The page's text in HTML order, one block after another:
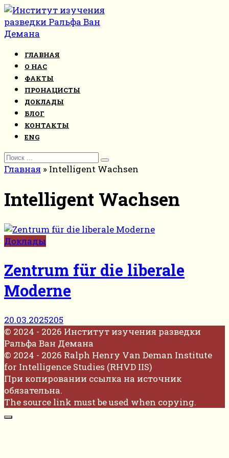
Перейти
к
контенту
ГЛАВНАЯ
О НАС
ФАКТЫ
ПРОНАЦИСТЫ
ДОКЛАДЫ
БЛОГ
КОНТАКТЫ
ENG
Search
for:
Главная » Intelligent Wachsen
Intelligent Wachsen
Доклады
Zentrum für die liberale
Moderne
20.03.2025205
© 2024 - 2026 Институт изучения разведки
Ральфа Ван Демана
© 2024 - 2026 Ralph Henry Van Deman Institute
for Intelligence Studies (RHVD IIS)
При копировании ссылка на источник
обязательна.
The source link must be used when copying.